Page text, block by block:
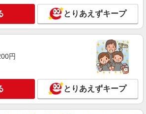
詳細を見る
店（店舗コード683）
時給1,300円以上 日曜祝日 時給1,400円以上 17
降 時給1,400円以上 20時以降 時給1,500円以
ライフ大井町トラックス店 東京都品川区広町
目1番3号
とりあえずキープ
円
とりあえずキープ